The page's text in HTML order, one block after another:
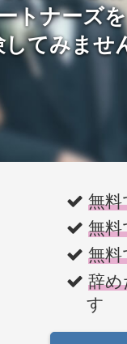
トナーズを
してみませ
無料
無料
無
辞
す